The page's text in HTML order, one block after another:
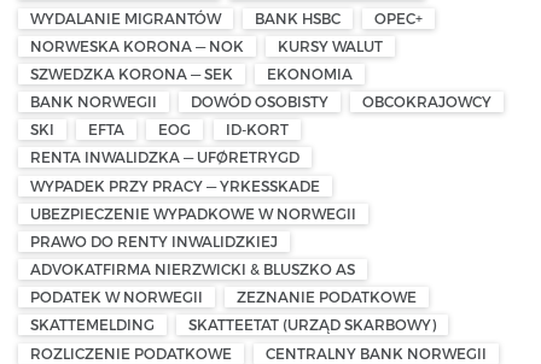
WYDALANIE MIGRANTÓW
BANK HSBC
OPEC+
NORWESKA KORONA — NOK
KURSY WALUT
SZWEDZKA KORONA — SEK
EKONOMIA
BANK NORWEGII
DOWÓD OSOBISTY
OBCOKRAJOWCY
SKI
EFTA EOG
ID-KORT
RENTA INWALIDZKA — UFØRETRYGD
WYPADEK PRZY PRACY — YRKESSKADE
UBEZPIECZENIE WYPADKOWE W NORWEGII
PRAWO DO RENTY INWALIDZKIEJ
ADVOKATFIRMA NIERZWICKI & BLUSZKO AS
PODATEK W NORWEGII
ZEZNANIE PODATKOWE
SKATTEMELDING
SKATTEETAT (URZĄD SKARBOWY)
ROZLICZENIE PODATKOWE
CENTRALNY BANK NORWEGII